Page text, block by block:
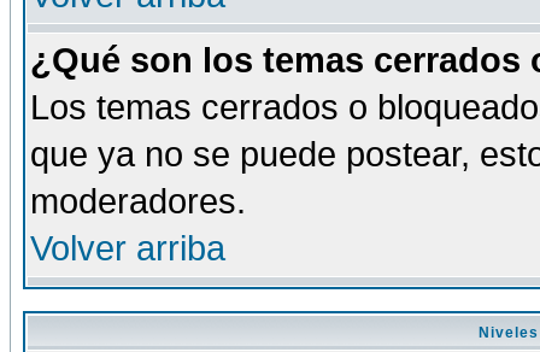
¿Qué son los temas cerrados
Los temas cerrados o
que ya no se puede postear,
moderadores.
Volver arriba